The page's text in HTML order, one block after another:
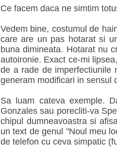
Ce facem daca ne simtim
Vedem bine, costumul de
care are un pas hotarat si
buna dimineata. Hotarat nu
autoironie. Exact ce-mi
de a rade de imperfectiunile
generam modificari in sensul
Sa luam cateva exemple.
Gonzales sau porecliti-va
chipul dumneavoastra si
un text de genul "Noul meu
de telefon cu ceva simpatic